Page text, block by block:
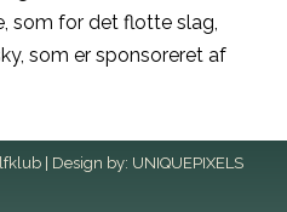
som for det flotte slag,
som er sponsoreret af
| Design by: UNIQUEPIXELS